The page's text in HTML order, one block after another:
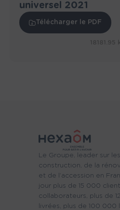
universel 2021
Télécharger le PDF
Le Groupe, leader sur
construction, de la
et de l’accession en
jour plus de 15 000
collaborateurs, plus de
livrées, plus de 100 000